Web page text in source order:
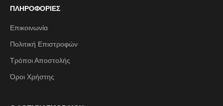
ΠΛΗΡΟΦΟΡΙΕΣ
Επικοινωνία
Πολιτική Επιστροφών
Τρόποι Αποστολής
Όροι Χρήστης